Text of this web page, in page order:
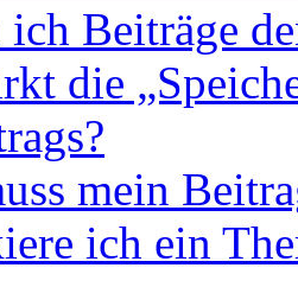
Beiträge
die
mein
ich ein